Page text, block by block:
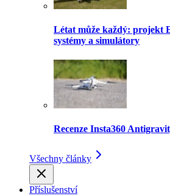
Létat může každý: projekt
systémy a simulátory
Recenze Insta360
Všechny články
Příslušenství